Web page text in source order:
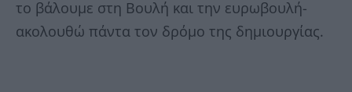
το βάλουμε στη Βουλή και την ευρωβουλή-
ακολουθώ πάντα τον δρόμο της δημιουργίας.